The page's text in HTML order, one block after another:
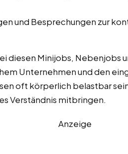
und Besprechungen zur
diesen Minijobs, Nebenjobs
Unternehmen und den
oft körperlich belastbar
Verständnis mitbringen.
Anzeige